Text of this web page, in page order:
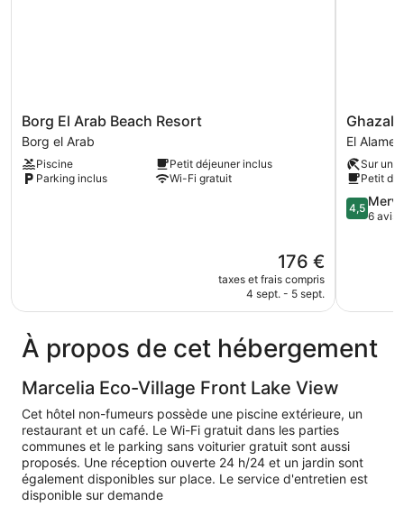
Borg
El
Arab
Beach
Resort
Borg El Arab Beach Resort
Borg el Arab
Piscine
Petit déjeuner inclus
Parking inclus
Wi-Fi gratuit
Le
nouveau
prix
176 €
taxes et frais compris
4 sept. - 5 sept.
Ghazala
Luxury
Collection
Alamein
El
Alamein
El
Sur une
Petit
4.5
sur
4,5
6 avis
À propos de cet hébergement
Marcelia Eco-Village Front Lake View
Cet hôtel non-fumeurs possède une piscine extérieure, un
restaurant et un café. Le Wi-Fi gratuit dans les parties
communes et le parking sans voiturier gratuit sont aussi
proposés. Une réception ouverte 24 h/24 et un jardin sont
également disponibles sur place. Le service d'entretien est
disponible sur demande